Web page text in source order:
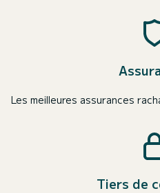
Les meilleures assurances
Tiers de